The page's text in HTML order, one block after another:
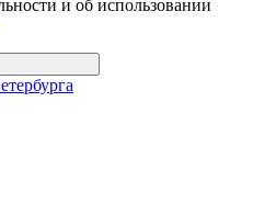
и об использовании